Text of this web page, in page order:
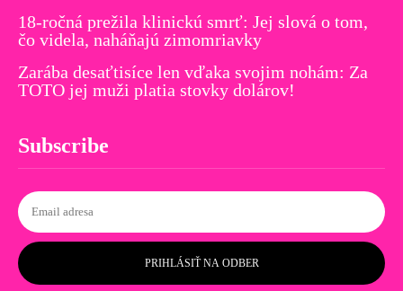
18-ročná prežila klinickú smrť: Jej slová o tom,
čo videla, naháňajú zimomriavky
Zarába desaťtisíce len vďaka svojim nohám: Za
TOTO jej muži platia stovky dolárov!
Subscribe
PRIHLÁSIŤ NA ODBER